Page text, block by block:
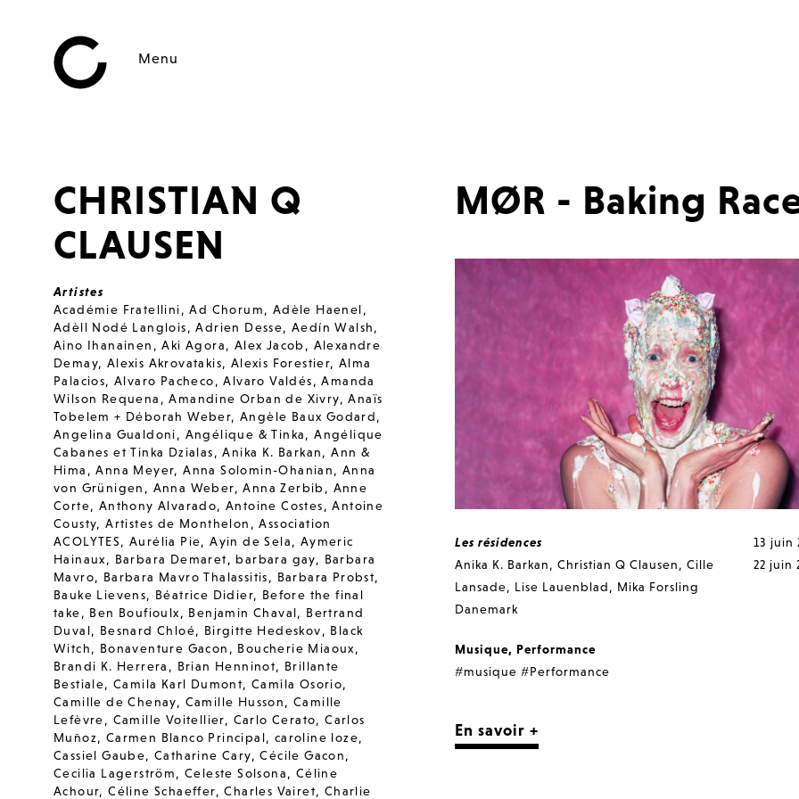
Menu
CHRISTIAN Q
CLAUSEN
Artistes
Académie Fratellini,Ad Chorum, Adèle Haenel,
Adèll Nodé Langlois,Adrien Desse,Aedín Walsh,
Aino Ihanainen ,Aki Agora, Alex Jacob , Alexandre
Demay, Alexis Akrovatakis, Alexis Forestier,Alma
Palacios,Alvaro Pacheco,Alvaro Valdés,Amanda
Wilson Requena ,Amandine Orban de Xivry,Anaïs
Tobelem + Déborah Weber,Angèle Baux Godard,
Angelina Gualdoni, Angélique & Tinka,Angélique
Cabanes et Tinka Dzialas,Anika K. Barkan,Ann &
Hima ,Anna Meyer,Anna Solomin-Ohanian,Anna
von Grünigen , Anna Weber,Anna Zerbib , Anne
Corte, Anthony Alvarado,Antoine Costes,Antoine
Cousty,Artistes de Monthelon ,Association
ACOLYTES,Aurélia Pie,Ayin de Sela, Aymeric
Hainaux, Barbara Demaret, barbara gay, Barbara
Mavro, Barbara Mavro Thalassitis, Barbara Probst,
Bauke Lievens, Béatrice Didier, Before the final
take, Ben Boufioulx, Benjamin Chaval, Bertrand
Duval, Besnard Chloé, Birgitte Hedeskov, Black
Witch, Bonaventure Gacon , Boucherie Miaoux,
Brandi K. Herrera , Brian Henninot, Brillante
Bestiale,Camila Karl Dumont,Camila Osorio,
Camille de Chenay, Camille Husson,Camille
Lefèvre, Camille Voitellier, Carlo Cerato,Carlos
Muñoz, Carmen Blanco Principal, caroline loze,
Cassiel Gaube,Catharine Cary,Cécile Gacon,
Cecilia Lagerström,Celeste Solsona, Céline
Achour,Céline Schaeffer,Charles Vairet, Charlie
MØR - Baking
Les résidences
Anika K. Barkan,Christian Q Clausen,Cille
Lansade, Lise Lauenblad, Mika Forsling
Danemark
Musique, Performance
#musique #Performance
13 juin
22 juin
En savoir +